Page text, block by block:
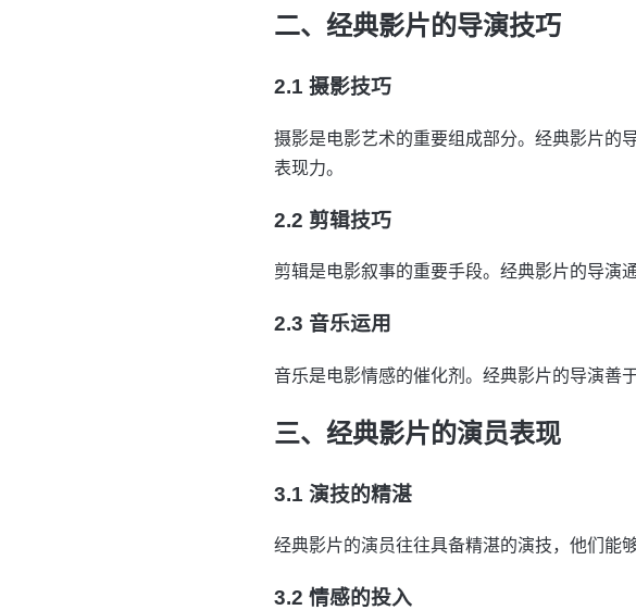
二、经典影片的导演技巧
2.1 摄影技巧
摄影是电影艺术的重要组成部分。经典影片的
表现力。
2.2 剪辑技巧
剪辑是电影叙事的重要手段。经典影片的导演
2.3 音乐运用
音乐是电影情感的催化剂。经典影片的导演善
三、经典影片的演员表现
3.1 演技的精湛
经典影片的演员往往具备精湛的演技，他们能
3.2 情感的投入